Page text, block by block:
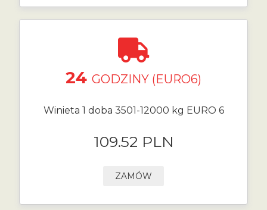
24 GODZINY (EURO6)
Winieta 1 doba 3501-12000 kg EURO 6
109.52 PLN
ZAMÓW